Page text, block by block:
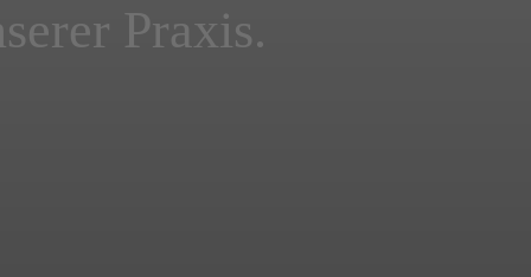
Praxis.